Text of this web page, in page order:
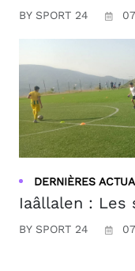
BY SPORT 24
DERNIÈRES
Iaâllalen : Les
BY SPORT 24